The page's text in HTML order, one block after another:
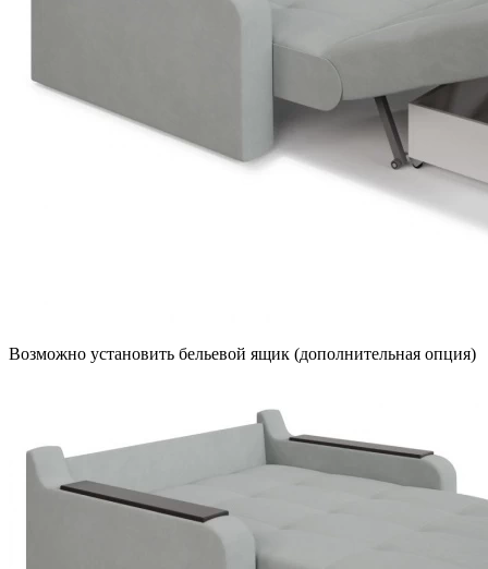
Возможно установить бельевой ящик (дополнительная опция)